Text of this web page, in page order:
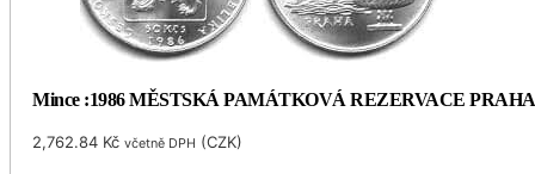
Mince :1986 MĚSTSKÁ PAMÁTKOVÁ REZERVACE PRAHA
2,762.84 Kč včetně DPH (CZK)